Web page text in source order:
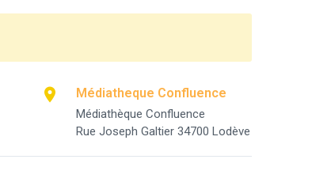
Médiatheque Confluence
Médiathèque Confluence
Rue Joseph Galtier 34700 Lodève